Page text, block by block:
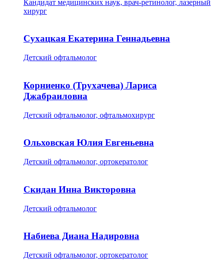
Кандидат медицинских наук, врач-ретинолог, лазерный
хирург
Сухацкая Екатерина Геннадьевна
Детский офтальмолог
Корниенко (Трухачева) Лариса
Джабраиловна
Детский офтальмолог, офтальмохирург
Ольховская Юлия Евгеньевна
Детский офтальмолог, ортокератолог
Скидан Инна Викторовна
Детский офтальмолог
Набиева Диана Надировна
Детский офтальмолог, ортокератолог